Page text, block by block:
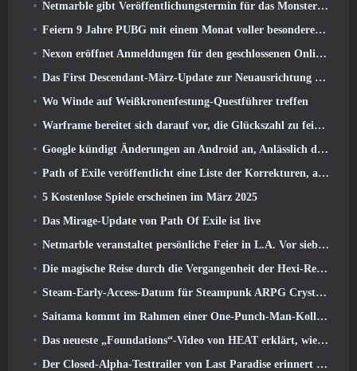
Netmarble gibt Veröffentlichungstermin für das Monsterzähmungs-Action-Rollenspiel Mongil bekannt: Sternentauchen
Feiern 9 Jahre PUBG mit einem Monat voller besonderer Aktivitäten
Nexon eröffnet Anmeldungen für den geschlossenen Online-Test von MapleStory Classic World im April
Das First Descendant-März-Update zur Neuausrichtung von Sharen und zur Einführung neuer Inhalte
Wo Winde auf Weißkronenfestung-Questführer treffen
Warframe bereitet sich darauf vor, die Glückszahl zu feiern 13 Mit Jubiläumsveranstaltungen
Google kündigt Änderungen an Android an, Anlässlich der Rückkehr von Fortnite in den Play Store
Path of Exile veröffentlicht eine Liste der Korrekturen, an denen nach dem Start von Mirage gearbeitet wird
5 Kostenlose Spiele erscheinen im März 2025
Das Mirage-Update von Path Of Exile ist live
Netmarble veranstaltet persönliche Feier in L.A. Vor sieben Todsünden: Origin-Start
Die magische Reise durch die Vergangenheit der Hexi-Region beginnt dort, wo heute Winde aufeinander treffen
Steam-Early-Access-Datum für Steampunk ARPG Crystalfall bekannt gegeben
Saitama kommt im Rahmen einer One-Punch-Man-Kollaborationsveranstaltung zu MapleStory
Das neueste „Foundations“-Video von HEAT erklärt, wie Agenten und Panzer zusammenarbeiten
Der Closed-Alpha-Testtrailer von Last Paradise erinnert uns daran, wie es wirklich ist, die Zombie-Apokalypse zu überleben